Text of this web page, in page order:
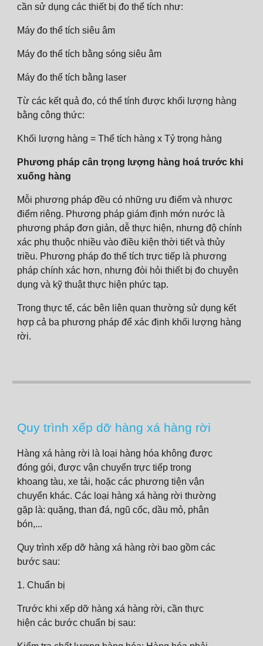
cần sử dụng các thiết bị đo thể tích như:
Máy đo thể tích siêu âm
Máy đo thể tích bằng sóng siêu âm
Máy đo thể tích bằng laser
Từ các kết quả đo, có thể tính được khối lượng hàng
bằng công thức:
Khối lượng hàng = Thể tích hàng x Tỷ trọng hàng
Phương pháp cân trọng lượng hàng hoá trước khi
xuống hàng
Mỗi phương pháp đều có những ưu điểm và nhược
điểm riêng. Phương pháp giám định mớn nước là
phương pháp đơn giản, dễ thực hiện, nhưng độ chính
xác phụ thuộc nhiều vào điều kiện thời tiết và thủy
triều. Phương pháp đo thể tích trực tiếp là phương
pháp chính xác hơn, nhưng đòi hỏi thiết bị đo chuyên
dụng và kỹ thuật thực hiện phức tạp.
Trong thực tế, các bên liên quan thường sử dụng kết
hợp cả ba phương pháp để xác định khối lượng hàng
rời.
Quy trình xếp dỡ hàng xá hàng rời
Hàng xá hàng rời là loại hàng hóa không được
đóng gói, được vận chuyển trực tiếp trong
khoang tàu, xe tải, hoặc các phương tiện vận
chuyển khác. Các loại hàng xá hàng rời thường
gặp là: quặng, than đá, ngũ cốc, dầu mỏ, phân
bón,...
Quy trình xếp dỡ hàng xá hàng rời bao gồm các
bước sau:
1. Chuẩn bị
Trước khi xếp dỡ hàng xá hàng rời, cần thực
hiện các bước chuẩn bị sau: